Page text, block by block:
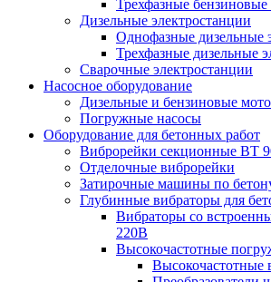
Трехфазные бензиновые
Дизельные электростанции
Однофазные дизельные
Трехфазные дизельные
Сварочные электростанции
Насосное оборудование
Дизельные и бензиновые
Погружные насосы
Оборудование для бетонных работ
Виброрейки секционные BT
Отделочные виброрейки
Затирочные машины по
Глубинные вибраторы для
Вибраторы со
220В
Высокочастотные
Высокочастотные